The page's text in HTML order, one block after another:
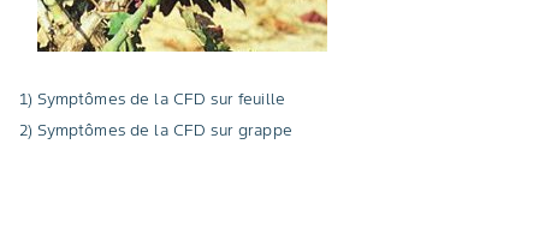
1) Symptômes de la CFD sur feuille
2) Symptômes de la CFD sur grappe